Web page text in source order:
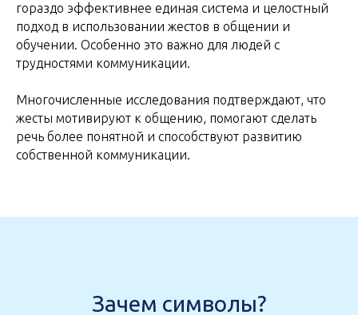
гораздо эффективнее единая система и целостный
подход в использовании жестов в общении и
обучении. Особенно это важно для людей с
трудностями коммуникации.
Многочисленные исследования подтверждают, что
жесты мотивируют к общению, помогают сделать
речь более понятной и способствуют развитию
собственной коммуникации.
Зачем символы?